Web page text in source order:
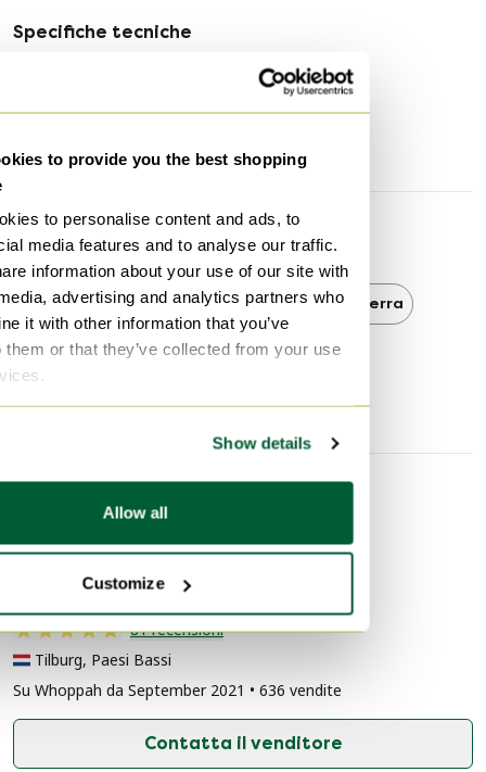
to provide you the best shopping
to personalise content and ads, to
media features and to analyse our traffic.
information about your use of our site with
advertising and analytics partners who
it with other information that you’ve
them or that they’ve collected from your use
Show details
Allow all
Customize
cromatura (vedi foto). È in eccellenti condizioni vintage.
Specifiche tecniche
Stile
Vintage
Scoprire di più
Vintage Vintage Lampade da terra
Lampade da terra
Informazioni sul venditore
Informazioni su questo venditore
Professionale
81 recensioni
Tilburg, Paesi Bassi
Su Whoppah da September 2021 • 636 vendite
Contatta il venditore